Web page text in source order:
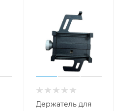
Держатель для